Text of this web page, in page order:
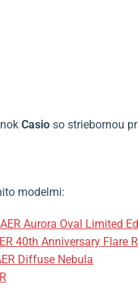
Casio so striebornou
modelmi:
Aurora Oval Limited
40th Anniversary Flare
Diffuse Nebula